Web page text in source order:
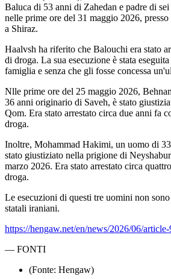
Baluca di 53 anni di Zahedan e padre di
nelle prime ore del 31 maggio 2026,
a Shiraz.
Haalvsh ha riferito che Balouchi era stato
di droga. La sua esecuzione è stata
famiglia e senza che gli fosse concessa
Nlle prime ore del 25 maggio 2026,
36 anni originario di Saveh, è stato
Qom. Era stato arrestato circa due anni fa
droga.
Inoltre, Mohammad Hakimi, un uomo di
stato giustiziato nella prigione di
marzo 2026. Era stato arrestato circa
droga.
Le esecuzioni di questi tre uomini non
statali iraniani.
https://hengaw.net/en/news/2026/06/article-
— FONTI
(Fonte: Hengaw)